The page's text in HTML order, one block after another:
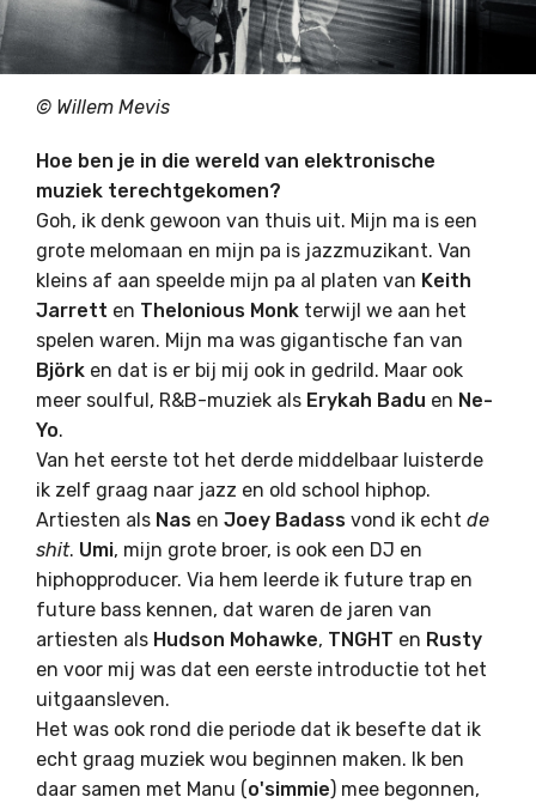
© Willem Mevis
Hoe ben je in die wereld van elektronische
muziek terechtgekomen?
Goh, ik denk gewoon van thuis uit. Mijn ma is een
grote melomaan en mijn pa is jazzmuzikant. Van
kleins af aan speelde mijn pa al platen van Keith
Jarrett en Thelonious Monk terwijl we aan het
spelen waren. Mijn ma was gigantische fan van
Björk en dat is er bij mij ook in gedrild. Maar ook
meer soulful, R&B-muziek als Erykah Badu en Ne-
Yo.
Van het eerste tot het derde middelbaar luisterde
ik zelf graag naar jazz en old school hiphop.
Artiesten als Nas en Joey Badass vond ik echt de
shit. Umi, mijn grote broer, is ook een DJ en
hiphopproducer. Via hem leerde ik future trap en
future bass kennen, dat waren de jaren van
artiesten als Hudson Mohawke, TNGHT en Rusty
en voor mij was dat een eerste introductie tot het
uitgaansleven.
Het was ook rond die periode dat ik besefte dat ik
echt graag muziek wou beginnen maken. Ik ben
daar samen met Manu (o'simmie) mee begonnen,